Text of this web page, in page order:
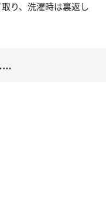
り、洗濯時は裏返し